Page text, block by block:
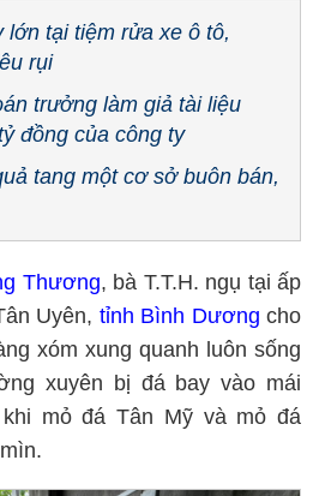
tại tiệm rửa xe ô tô,
rụi
trưởng làm giả tài liệu
đồng của công ty
tang một cơ sở buôn bán,
Thương, bà T.T.H. ngụ tại ấp
Uyên, tỉnh Bình Dương cho
xóm xung quanh luôn sống
xuyên bị đá bay vào mái
mỏ đá Tân Mỹ và mỏ đá